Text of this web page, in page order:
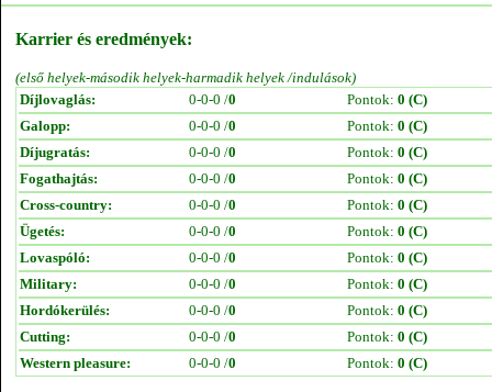
Karrier és eredmények:
(első helyek-második helyek-harmadik helyek /indulások)
Díjlovaglás:
0-0-0 /0 Pontok: 0 (C)
Galopp:
0-0-0 /0 Pontok: 0 (C)
Díjugratás:
0-0-0 /0 Pontok: 0 (C)
Fogathajtás:
0-0-0 /0 Pontok: 0 (C)
Cross-country:
0-0-0 /0 Pontok: 0 (C)
Ügetés:
0-0-0 /0 Pontok: 0 (C)
Lovaspóló:
0-0-0 /0 Pontok: 0 (C)
Military:
0-0-0 /0 Pontok: 0 (C)
Hordókerülés:
0-0-0 /0 Pontok: 0 (C)
Cutting:
0-0-0 /0 Pontok: 0 (C)
Western pleasure:
0-0-0 /0 Pontok: 0 (C)